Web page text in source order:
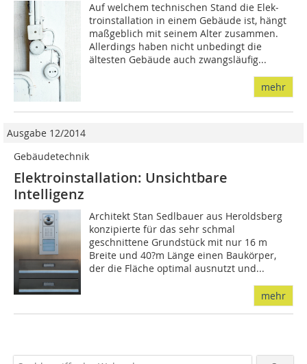
Auf welchem technischen Stand die Elek­
troinstallation in einem Gebäude ist, hängt
maßgeblich mit seinem Alter zusammen.
Allerdings haben nicht unbedingt die
ältesten Gebäude auch zwangsläufig...
mehr
Ausgabe 12/2014
Gebäudetechnik
Elektroinstallation: Unsichtbare
Intelligenz
Architekt Stan Sedlbauer aus Heroldsberg
konzipierte für das sehr schmal
geschnittene Grundstück mit nur 16 m
Breite und 40?m Länge einen Baukörper,
der die Fläche optimal ausnutzt und...
mehr